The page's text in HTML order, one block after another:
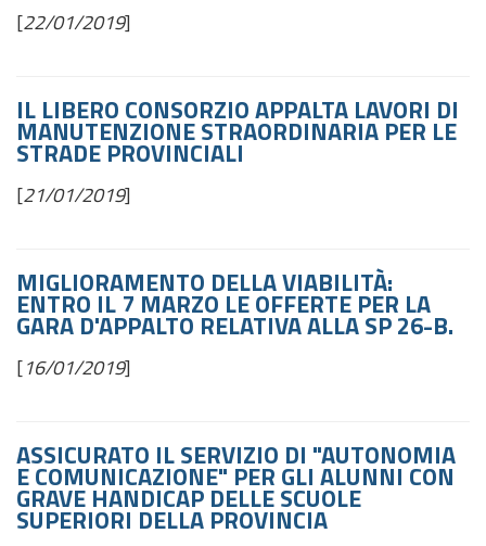
[22/01/2019]
IL LIBERO CONSORZIO APPALTA LAVORI DI
MANUTENZIONE STRAORDINARIA PER LE
STRADE PROVINCIALI
[21/01/2019]
MIGLIORAMENTO DELLA VIABILITÀ:
ENTRO IL 7 MARZO LE OFFERTE PER LA
GARA D'APPALTO RELATIVA ALLA SP 26-B.
[16/01/2019]
ASSICURATO IL SERVIZIO DI "AUTONOMIA
E COMUNICAZIONE" PER GLI ALUNNI CON
GRAVE HANDICAP DELLE SCUOLE
SUPERIORI DELLA PROVINCIA